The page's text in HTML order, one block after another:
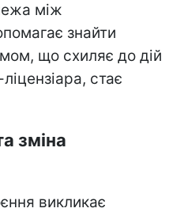
між
знайти
що схиляє до дій
стає
зміна
викликає